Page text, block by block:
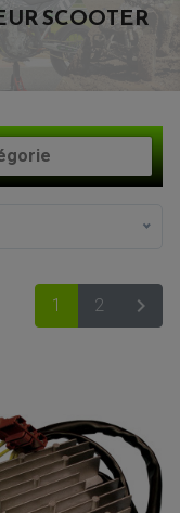
SCOOTER
1 2 